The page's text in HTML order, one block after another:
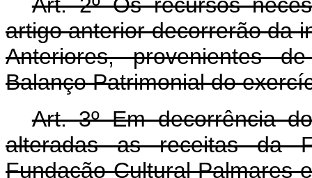
artigo anterior decorrerão da
Anteriores, provenientes
Balanço Patrimonial do
Art. 3º Em decorrência
alteradas as receitas da
Fundação Cultural Palmares